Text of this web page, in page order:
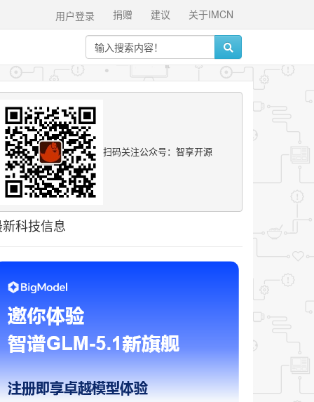
关于IMCN
建议
捐赠
用户登录
扫码关注公众号：智享开源
科技信息